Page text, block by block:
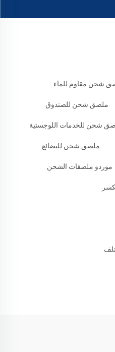
شحن مقاوم للماء
ملصق شحن للصندوق
شحن للخدمات اللوجستية
ملصق شحن للبضائع
موردو ملصقات الشحن